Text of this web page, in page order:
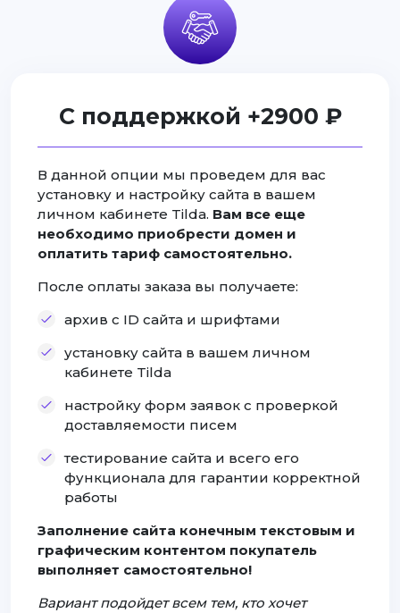
С поддержкой +2900 ₽
В данной опции мы проведем для вас
установку и настройку сайта в вашем
личном кабинете Tilda. Вам все еще
необходимо приобрести домен и
оплатить тариф самостоятельно.
После оплаты заказа вы получаете:
архив с ID сайта и шрифтами
установку сайта в вашем личном
кабинете Tilda
настройку форм заявок с проверкой
доставляемости писем
тестирование сайта и всего его
функционала для гарантии корректной
работы
Заполнение сайта конечным текстовым и
графическим контентом покупатель
выполняет самостоятельно!
Вариант подойдет всем тем, кто хочет